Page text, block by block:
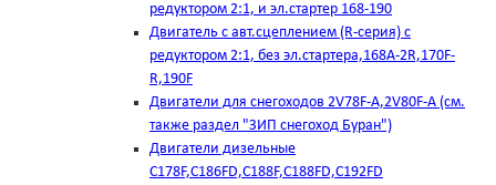
редуктором 2:1, и эл.стартер 168-190
Двигатель с авт.сцеплением (R-серия) с
редуктором 2:1, без эл.стартера,168А-2R,170F-
R,190F
Двигатели для снегоходов 2V78F-A,2V80F-A (см.
также раздел "ЗИП снегоход Буран")
Двигатели дизельные
C178F,С186FD,C188F,C188FD,C192FD